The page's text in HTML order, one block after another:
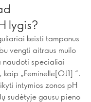
lygis?
keisti tamponus
vengti aitraus muilo
naudoti specialiai
„Feminelle[OJ1] “.
intymios zonos pH
sudėtyje gausu pieno